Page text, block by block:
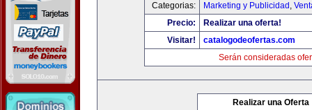
Categorias:
Marketing y Publicidad ,
Precio:
Realizar una oferta!
Visitar!
catalogodeofertas.com
Serán consideradas
Realizar una Oferta